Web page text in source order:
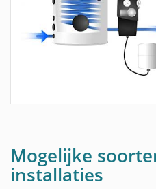
Mogelijke
installaties